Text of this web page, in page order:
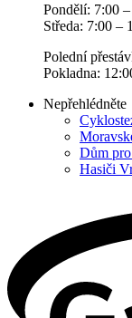
Pondělí: 7:00
Středa: 7:00 –
Polední
Pokladna:
Nepřehlédněte
Dům
Hasiči